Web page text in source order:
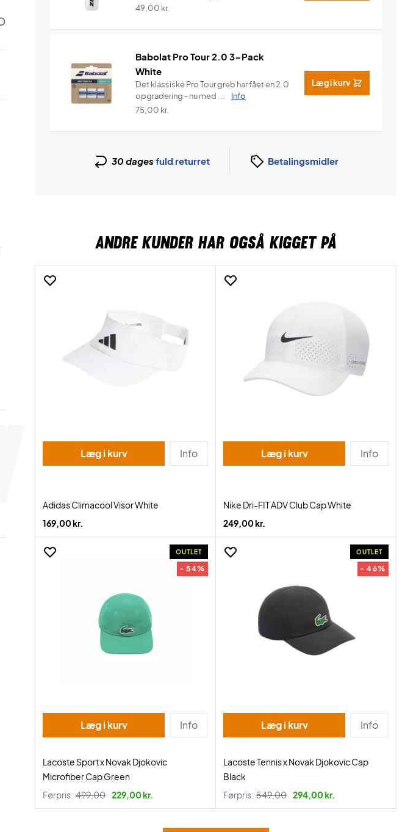
Info
49,00 kr.
Babolat Pro Tour 2.0 3-Pack
White
Det klassiske Pro Tour greb har fået en 2.0
opgradering - nu med ...
Info
75,00 kr.
Læg i kurv
30 dages fuld returret Betalingsmidler
ANDRE KUNDER HAR OGSÅ KIGGET PÅ
Læg i kurv Info
Adidas Climacool Visor White
169,00 kr.
Læg i kurv Info
Nike Dri-FIT ADV Club Cap White
249,00 kr.
OUTLET
- 54%
Læg i kurv Info
Lacoste Sport x Novak Djokovic
Microfiber Cap Green
Førpris: 499,00 229,00 kr.
OUTLET
- 46%
Læg i kurv Info
Lacoste Tennis x Novak Djokovic Cap
Black
Førpris: 549,00 294,00 kr.